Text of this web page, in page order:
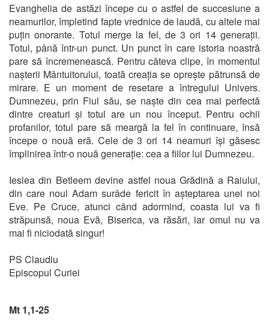
Evanghelia de astăzi începe cu o astfel de succesiune a
neamurilor, împletind fapte vrednice de laudă, cu altele mai
puțin onorante. Totul merge la fel, de 3 ori 14 generații.
Totul, până într-un punct. Un punct în care istoria noastră
pare să încremenească. Pentru câteva clipe, în momentul
nașterii Mântuitorului, toată creația se oprește pătrunsă de
mirare. E un moment de resetare a întregului Univers.
Dumnezeu, prin Fiul său, se naște din cea mai perfectă
dintre creaturi și totul are un nou început. Pentru ochii
profanilor, totul pare să meargă la fel în continuare, însă
începe o nouă eră. Cele de 3 ori 14 neamuri își găsesc
împlinirea într-o nouă generație: cea a fiilor lui Dumnezeu.
Ieslea din Betleem devine astfel noua Grădină a Raiului,
din care noul Adam surâde fericit în așteptarea unei noi
Eve. Pe Cruce, atunci când adormind, coasta lui va fi
străpunsă, noua Evă, Biserica, va răsări, iar omul nu va
mai fi niciodată singur!
PS Claudiu
Episcopul Curiei
Mt 1,1-25